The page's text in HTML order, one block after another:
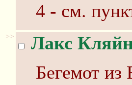
4 - см.
>> Лакс
Бегемот из